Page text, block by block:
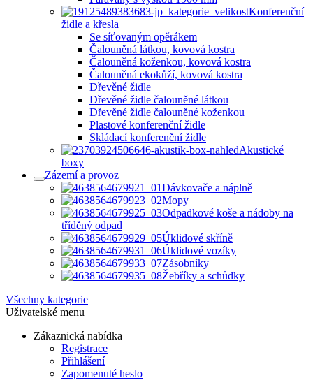
Konferenční
židle a křesla
Se síťovaným opěrákem
Čalouněná látkou, kovová kostra
Čalouněná koženkou, kovová kostra
Čalouněná ekokůží, kovová kostra
Dřevěné židle
Dřevěné židle čalouněné látkou
Dřevěné židle čalouněné koženkou
Plastové konferenční židle
Skládací konferenční židle
Akustické
boxy
Zázemí a provoz
Dávkovače a náplně
Mopy
Odpadkové koše a nádoby na
tříděný odpad
Úklidové skříně
Úklidové vozíky
Zásobníky
Žebříky a schůdky
Všechny kategorie
Uživatelské menu
Zákaznická nabídka
Registrace
Přihlášení
Zapomenuté heslo